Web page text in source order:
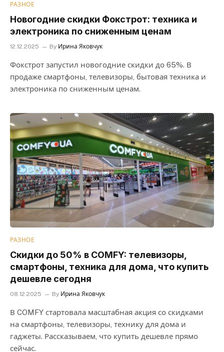
РАЗНОЕ
Новогодние скидки Фокстрот: техника и
электроника по сниженным ценам
12.12.2025 By Ирина Яковчук
Фокстрот запустил новогодние скидки до 65%. В
продаже смартфоны, телевизоры, бытовая техника и
электроника по сниженным ценам.
РАЗНОЕ
Скидки до 50% в COMFY: телевизоры,
смартфоны, техника для дома, что купить
дешевле сегодня
08.12.2025 By Ирина Яковчук
В COMFY стартовала масштабная акция со скидками
на смартфоны, телевизоры, технику для дома и
гаджеты. Рассказываем, что купить дешевле прямо
сейчас.